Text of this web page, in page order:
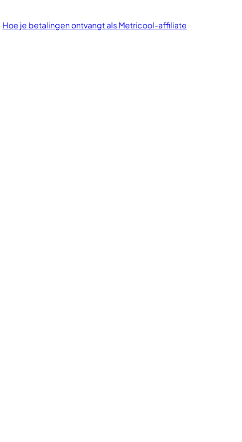
Hoe je betalingen ontvangt als Metricool-affiliate